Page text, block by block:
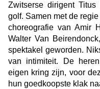
Zwitserse dirigent
golf. Samen met de
choreografie van Amir
Walter Van
spektakel geworden.
van intimiteit. De
eigen kring zijn, voor
hun goedkoopste klak